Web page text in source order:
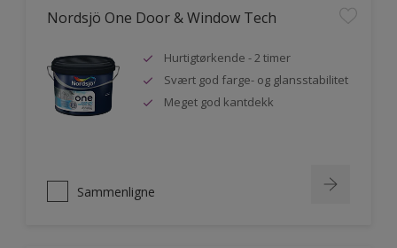
Nordsjö One Door & Window Tech
Hurtigtørkende - 2 timer
Svært god farge- og glansstabilitet
Meget god kantdekk
Sammenligne